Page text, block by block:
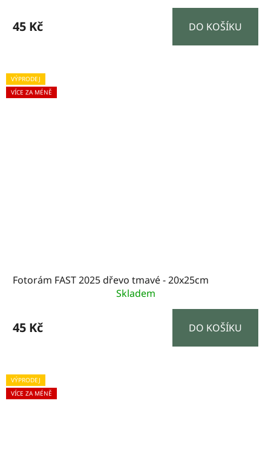
45 Kč DO KOŠÍKU
VÝPRODEJ
VÍCE ZA MÉNĚ
Fotorám FAST 2025 dřevo tmavé - 20x25cm
Skladem
45 Kč DO KOŠÍKU
VÝPRODEJ
VÍCE ZA MÉNĚ